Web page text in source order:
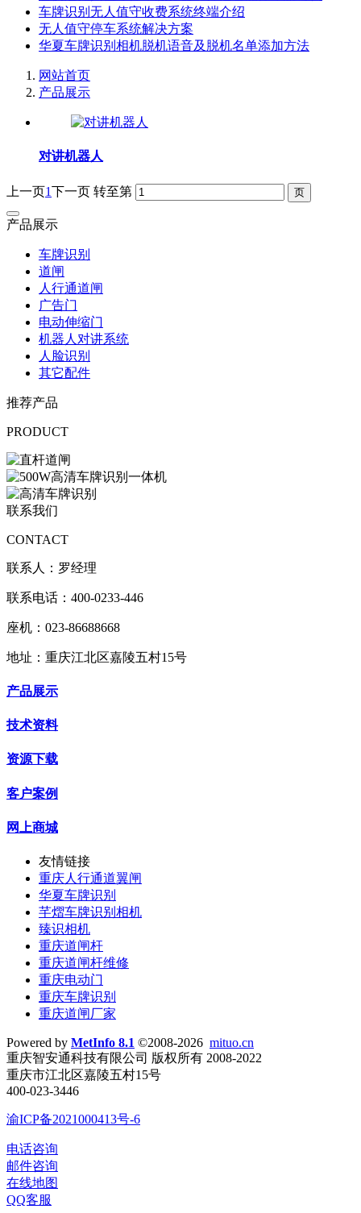
车牌识别无人值守收费系统终端介绍
无人值守停车系统解决方案
华夏车牌识别相机脱机语音及脱机名单添加方法
网站首页
产品展示
对讲机器人
上一页1下一页 转至第
产品展示
车牌识别
道闸
人行通道闸
广告门
电动伸缩门
机器人对讲系统
人脸识别
其它配件
推荐产品
PRODUCT
联系我们
CONTACT
联系人：罗经理
联系电话：400-0233-446
座机：023-86688668
地址：重庆江北区嘉陵五村15号
产品展示
技术资料
资源下载
客户案例
网上商城
友情链接
重庆人行通道翼闸
华夏车牌识别
芊熠车牌识别相机
臻识相机
重庆道闸杆
重庆道闸杆维修
重庆电动门
重庆车牌识别
重庆道闸厂家
Powered by MetInfo 8.1 ©2008-2026 mituo.cn
重庆智安通科技有限公司 版权所有 2008-2022
重庆市江北区嘉陵五村15号
400-023-3446
渝ICP备2021000413号-6
电话咨询
邮件咨询
在线地图
QQ客服